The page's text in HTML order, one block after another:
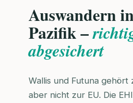
Auswandern
Pazifik –
abgesichert
Wallis und Futuna gehört
aber nicht zur EU. Die